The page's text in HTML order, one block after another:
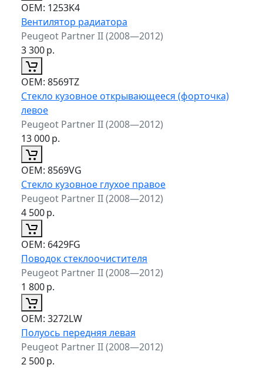
ОЕМ: 1253K4
Вентилятор радиатора
Peugeot Partner II (2008—2012)
3 300р.
ОЕМ: 8569TZ
Стекло кузовное открывающееся (форточка)
левое
Peugeot Partner II (2008—2012)
13 000р.
ОЕМ: 8569VG
Стекло кузовное глухое правое
Peugeot Partner II (2008—2012)
4 500р.
ОЕМ: 6429FG
Поводок стеклоочистителя
Peugeot Partner II (2008—2012)
1 800р.
ОЕМ: 3272LW
Полуось передняя левая
Peugeot Partner II (2008—2012)
2 500р.